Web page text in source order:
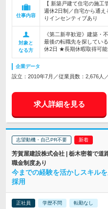
仕事内容
【 新築戸建て住宅の施
週休2日制／自宅から通え
りインセンティブあり
対象と
なる方
《第二新卒歓迎》建築・
最後の転職先を探してい
休2日 ★長期休暇取得可能
企業データ
設立：2010年7月／従業員数：2,676人
求人詳細を見る
志望動機・自己PR不要
芳賀屋建設株式会社 | 栃木密着で
職金制度あり
今までの経験を活かしスキル
採用
正社員 学歴不問 転勤なし